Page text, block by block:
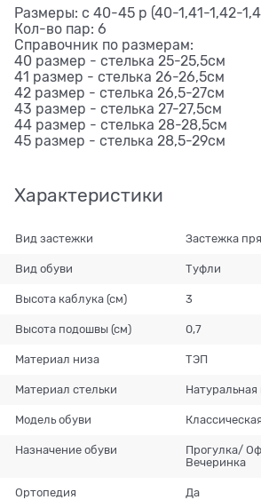
Размеры: с 40-45 р (40-1,41-1,42-
Кол-во пар: 6
Справочник по размерам:
40 размер - стелька 25-25,5см
41 размер - стелька 26-26,5см
42 размер - стелька 26,5-27см
43 размер - стелька 27-27,5см
44 размер - стелька 28-28,5см
45 размер - стелька 28,5-29см
Характеристики
Вид застежки Застежка
Вид обуви Туфли
Высота каблука (см) 3
Высота подошвы (см) 0,7
Материал низа ТЭП
Материал стельки Натуральная
Модель обуви
Назначение обуви
Прогулка/
Вечеринка
Ортопедия Да